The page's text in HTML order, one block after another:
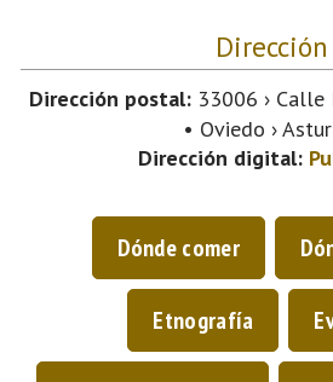
Dirección
Dirección postal:33006 › Calle
• Oviedo ›
Dirección digital:
Dónde comer
Etnografía